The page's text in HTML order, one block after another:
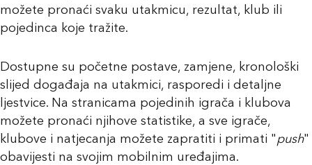
možete pronaći svaku utakmicu, rezultat, klub ili
pojedinca koje tražite.
Dostupne su početne postave, zamjene, kronološki
slijed događaja na utakmici, rasporedi i detaljne
ljestvice. Na stranicama pojedinih igrača i klubova
možete pronaći njihove statistike, a sve igrače,
klubove i natjecanja možete zapratiti i primati "push"
obavijesti na svojim mobilnim uređajima.